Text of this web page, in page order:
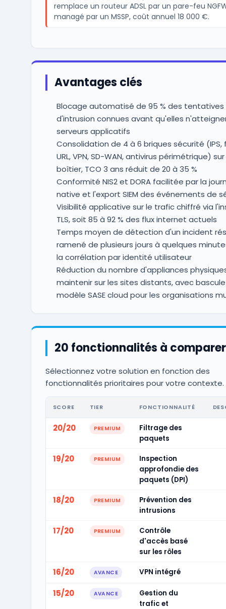
remplace un routeur ADSL par un pare-feu
managé par un MSSP, coût annuel 18 000 €.
Avantages clés
Blocage automatisé de 95 % des tentatives
d'intrusion connues avant qu'elles
serveurs applicatifs
Consolidation de 4 à 6 briques sécurité (IPS,
URL, VPN, SD-WAN, antivirus périmétrique)
boîtier, TCO 3 ans réduit de 20 à 35 %
Conformité NIS2 et DORA facilitée par la
native et l'export SIEM des événements de
Visibilité applicative sur le trafic chiffré via
TLS, soit 85 à 92 % des flux internet actuels
Temps moyen de détection d'un incident
ramené de plusieurs jours à quelques
la corrélation par identité utilisateur
Réduction du nombre d'appliances
maintenir sur les sites distants, avec
modèle SASE cloud pour les organisations
20 fonctionnalités à comparer
Sélectionnez votre solution en fonction des
fonctionnalités prioritaires pour votre contexte.
SCORE TIER FONCTIONNALITÉ
20/20 PREMIUM
Filtrage des
paquets
19/20 PREMIUM
Inspection
approfondie des
paquets (DPI)
18/20 PREMIUM
Prévention des
intrusions
17/20 PREMIUM
Contrôle
d'accès basé
sur les rôles
16/20 AVANCE VPN intégré
15/20 AVANCE
Gestion du
trafic et